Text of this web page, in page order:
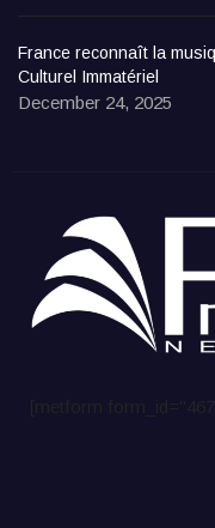
France reconnaît la
Culturel Immatériel
December 24, 2025